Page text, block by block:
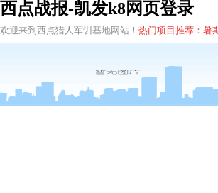
西点战报-凯发k8网页登录
欢迎来到西点猎人军训基地网站！ 热门项目推荐：暑